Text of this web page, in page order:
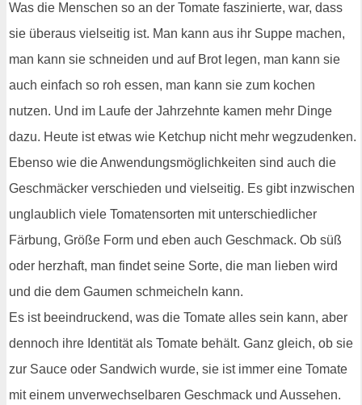
Was die Menschen so an der Tomate faszinierte, war, dass
sie überaus vielseitig ist. Man kann aus ihr Suppe machen,
man kann sie schneiden und auf Brot legen, man kann sie
auch einfach so roh essen, man kann sie zum kochen
nutzen. Und im Laufe der Jahrzehnte kamen mehr Dinge
dazu. Heute ist etwas wie Ketchup nicht mehr wegzudenken.
Ebenso wie die Anwendungsmöglichkeiten sind auch die
Geschmäcker verschieden und vielseitig. Es gibt inzwischen
unglaublich viele Tomatensorten mit unterschiedlicher
Färbung, Größe Form und eben auch Geschmack. Ob süß
oder herzhaft, man findet seine Sorte, die man lieben wird
und die dem Gaumen schmeicheln kann.
Es ist beeindruckend, was die Tomate alles sein kann, aber
dennoch ihre Identität als Tomate behält. Ganz gleich, ob sie
zur Sauce oder Sandwich wurde, sie ist immer eine Tomate
mit einem unverwechselbaren Geschmack und Aussehen.